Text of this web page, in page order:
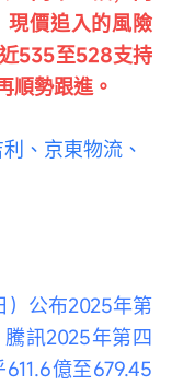
現價追入的風險
535至528支持
順勢跟進。
、京東物流、
）公布2025年第
訊2025年第四
億至679.45